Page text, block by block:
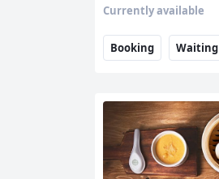
Currently available
Booking Waiting